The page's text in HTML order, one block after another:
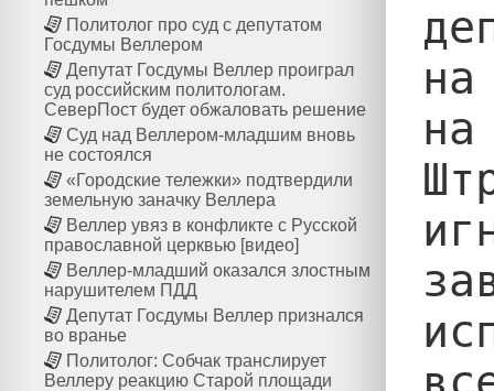
Политолог про суд с депутатом
Госдумы Веллером
Депутат Госдумы Веллер проиграл
суд российским политологам.
СеверПост будет обжаловать решение
Суд над Веллером-младшим вновь
не состоялся
«Городские тележки» подтвердили
земельную заначку Веллера
Веллер увяз в конфликте с Русской
православной церквью [видео]
Веллер-младший оказался злостным
нарушителем ПДД
Депутат Госдумы Веллер признался
во вранье
Политолог: Собчак транслирует
Веллеру реакцию Старой площади
на